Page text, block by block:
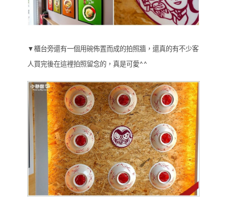
▼櫃台旁還有一個用碗佈置而成的拍照牆，還真的有不少客
人買完後在這裡拍照留念的，真是可愛^^